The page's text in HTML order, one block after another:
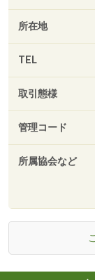
所在地
TEL
取引態様
管理コード
所属協会など